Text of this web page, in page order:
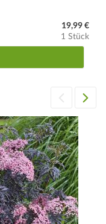
19,99 €
1 Stück